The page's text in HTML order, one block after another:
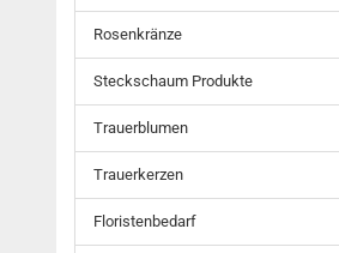
Rosenkränze
Steckschaum Produkte
Trauerblumen
Trauerkerzen
Floristenbedarf